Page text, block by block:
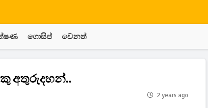
ගොසිප් වෙනත්
අතුරුදහන්..
2 years ago